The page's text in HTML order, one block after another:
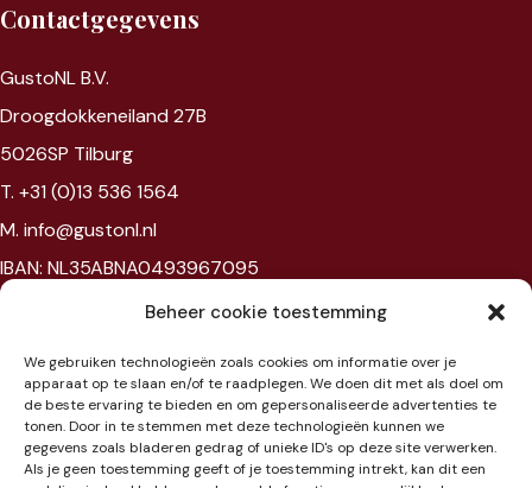
Beheer cookie toestemming
We gebruiken technologieën zoals cookies om informatie over je
apparaat op te slaan en/of te raadplegen. We doen dit met als doel om
de beste ervaring te bieden en om gepersonaliseerde advertenties te
tonen. Door in te stemmen met deze technologieën kunnen we
gegevens zoals bladeren gedrag of unieke ID's op deze site verwerken.
Als je geen toestemming geeft of je toestemming intrekt, kan dit een
Contactgegevens
GustoNL B.V.
Droogdokkeneiland 27B
5026SP Tilburg
T. +31 (0)13 536 1564
M. info@gustonl.nl
IBAN: NL35ABNA0493967095
VAT: NL867594172B01
BTW: NL867594172B01
Showroom